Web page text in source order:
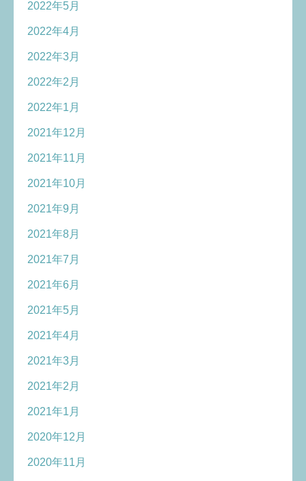
2022年5月
2022年4月
2022年3月
2022年2月
2022年1月
2021年12月
2021年11月
2021年10月
2021年9月
2021年8月
2021年7月
2021年6月
2021年5月
2021年4月
2021年3月
2021年2月
2021年1月
2020年12月
2020年11月